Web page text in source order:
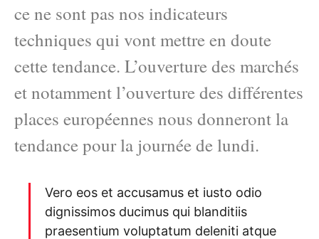
ce ne sont pas nos indicateurs
techniques qui vont mettre en doute
cette tendance. L’ouverture des marchés
et notamment l’ouverture des différentes
places européennes nous donneront la
tendance pour la journée de lundi.
Vero eos et accusamus et iusto odio
dignissimos ducimus qui blanditiis
praesentium voluptatum deleniti atque